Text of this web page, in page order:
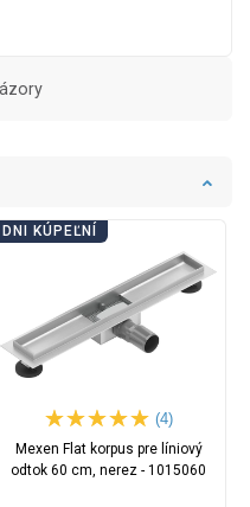
DNI KÚPEĽNÍ
(4)
Mexen Flat korpus pre líniový
odtok 60 cm, nerez - 1015060